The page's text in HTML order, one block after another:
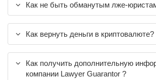
Как не быть обманутым лже-
Как вернуть деньги в криптовалюте?
Как получить дополнительную
компании Lawyer Guarantor ?